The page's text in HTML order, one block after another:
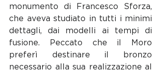
monumento di Francesco Sforza,
che aveva studiato in tutti i minimi
dettagli, dai modelli ai tempi di
fusione. Peccato che il Moro
preferì destinare il bronzo
necessario alla sua realizzazione al